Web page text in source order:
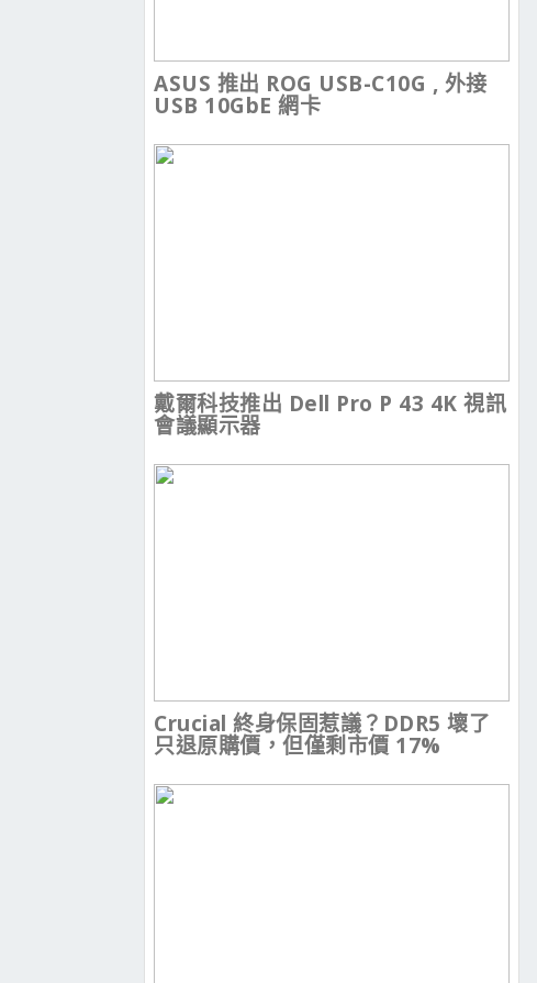
ASUS 推出 ROG USB-C10G , 外接
USB 10GbE 網卡
戴爾科技推出 Dell Pro P 43 4K 視訊
會議顯示器
Crucial 終身保固惹議？DDR5 壞了
只退原購價，但僅剩市價 17%